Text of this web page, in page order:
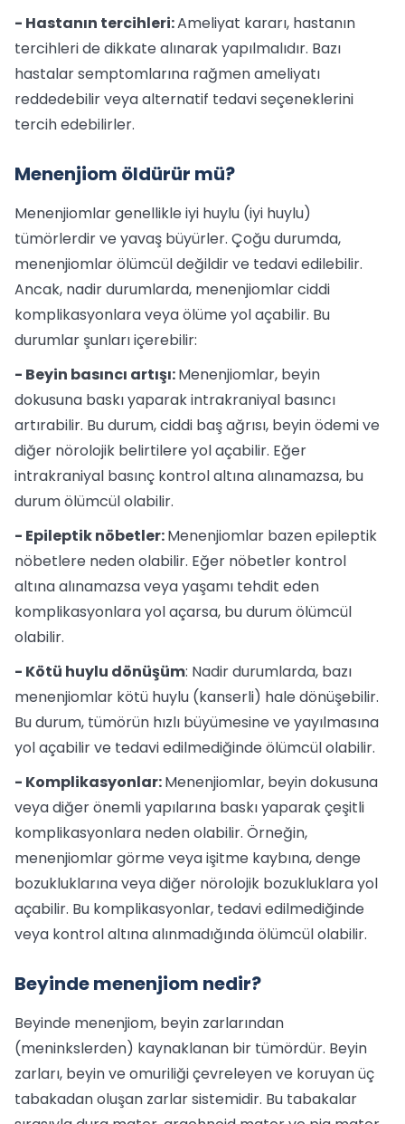
- Hastanın tercihleri:Ameliyat kararı, hastanın
tercihleri de dikkate alınarak yapılmalıdır. Bazı
hastalar semptomlarına rağmen ameliyatı
reddedebilir veya alternatif tedavi seçeneklerini
tercih edebilirler.
Menenjiom öldürür mü?
Menenjiomlar genellikle iyi huylu (iyi huylu)
tümörlerdir ve yavaş büyürler. Çoğu durumda,
menenjiomlar ölümcül değildir ve tedavi edilebilir.
Ancak, nadir durumlarda, menenjiomlar ciddi
komplikasyonlara veya ölüme yol açabilir. Bu
durumlar şunları içerebilir:
- Beyin basıncı artışı:Menenjiomlar, beyin
dokusuna baskı yaparak intrakraniyal basıncı
artırabilir. Bu durum, ciddi baş ağrısı, beyin ödemi ve
diğer nörolojik belirtilere yol açabilir. Eğer
intrakraniyal basınç kontrol altına alınamazsa, bu
durum ölümcül olabilir.
- Epileptik nöbetler:Menenjiomlar bazen epileptik
nöbetlere neden olabilir. Eğer nöbetler kontrol
altına alınamazsa veya yaşamı tehdit eden
komplikasyonlara yol açarsa, bu durum ölümcül
olabilir.
- Kötü huylu dönüşüm: Nadir durumlarda, bazı
menenjiomlar kötü huylu (kanserli) hale dönüşebilir.
Bu durum, tümörün hızlı büyümesine ve yayılmasına
yol açabilir ve tedavi edilmediğinde ölümcül olabilir.
- Komplikasyonlar:Menenjiomlar, beyin dokusuna
veya diğer önemli yapılarına baskı yaparak çeşitli
komplikasyonlara neden olabilir. Örneğin,
menenjiomlar görme veya işitme kaybına, denge
bozukluklarına veya diğer nörolojik bozukluklara yol
açabilir. Bu komplikasyonlar, tedavi edilmediğinde
veya kontrol altına alınmadığında ölümcül olabilir.
Beyinde menenjiom nedir?
Beyinde menenjiom, beyin zarlarından
(meninkslerden) kaynaklanan bir tümördür. Beyin
zarları, beyin ve omuriliği çevreleyen ve koruyan üç
tabakadan oluşan zarlar sistemidir. Bu tabakalar